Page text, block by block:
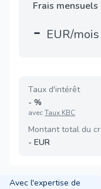
Frais mensuels
- EUR/mois
Taux d'intérêt
- %
avecTaux KBC
Montant total du
- EUR
Avec l'expertise de